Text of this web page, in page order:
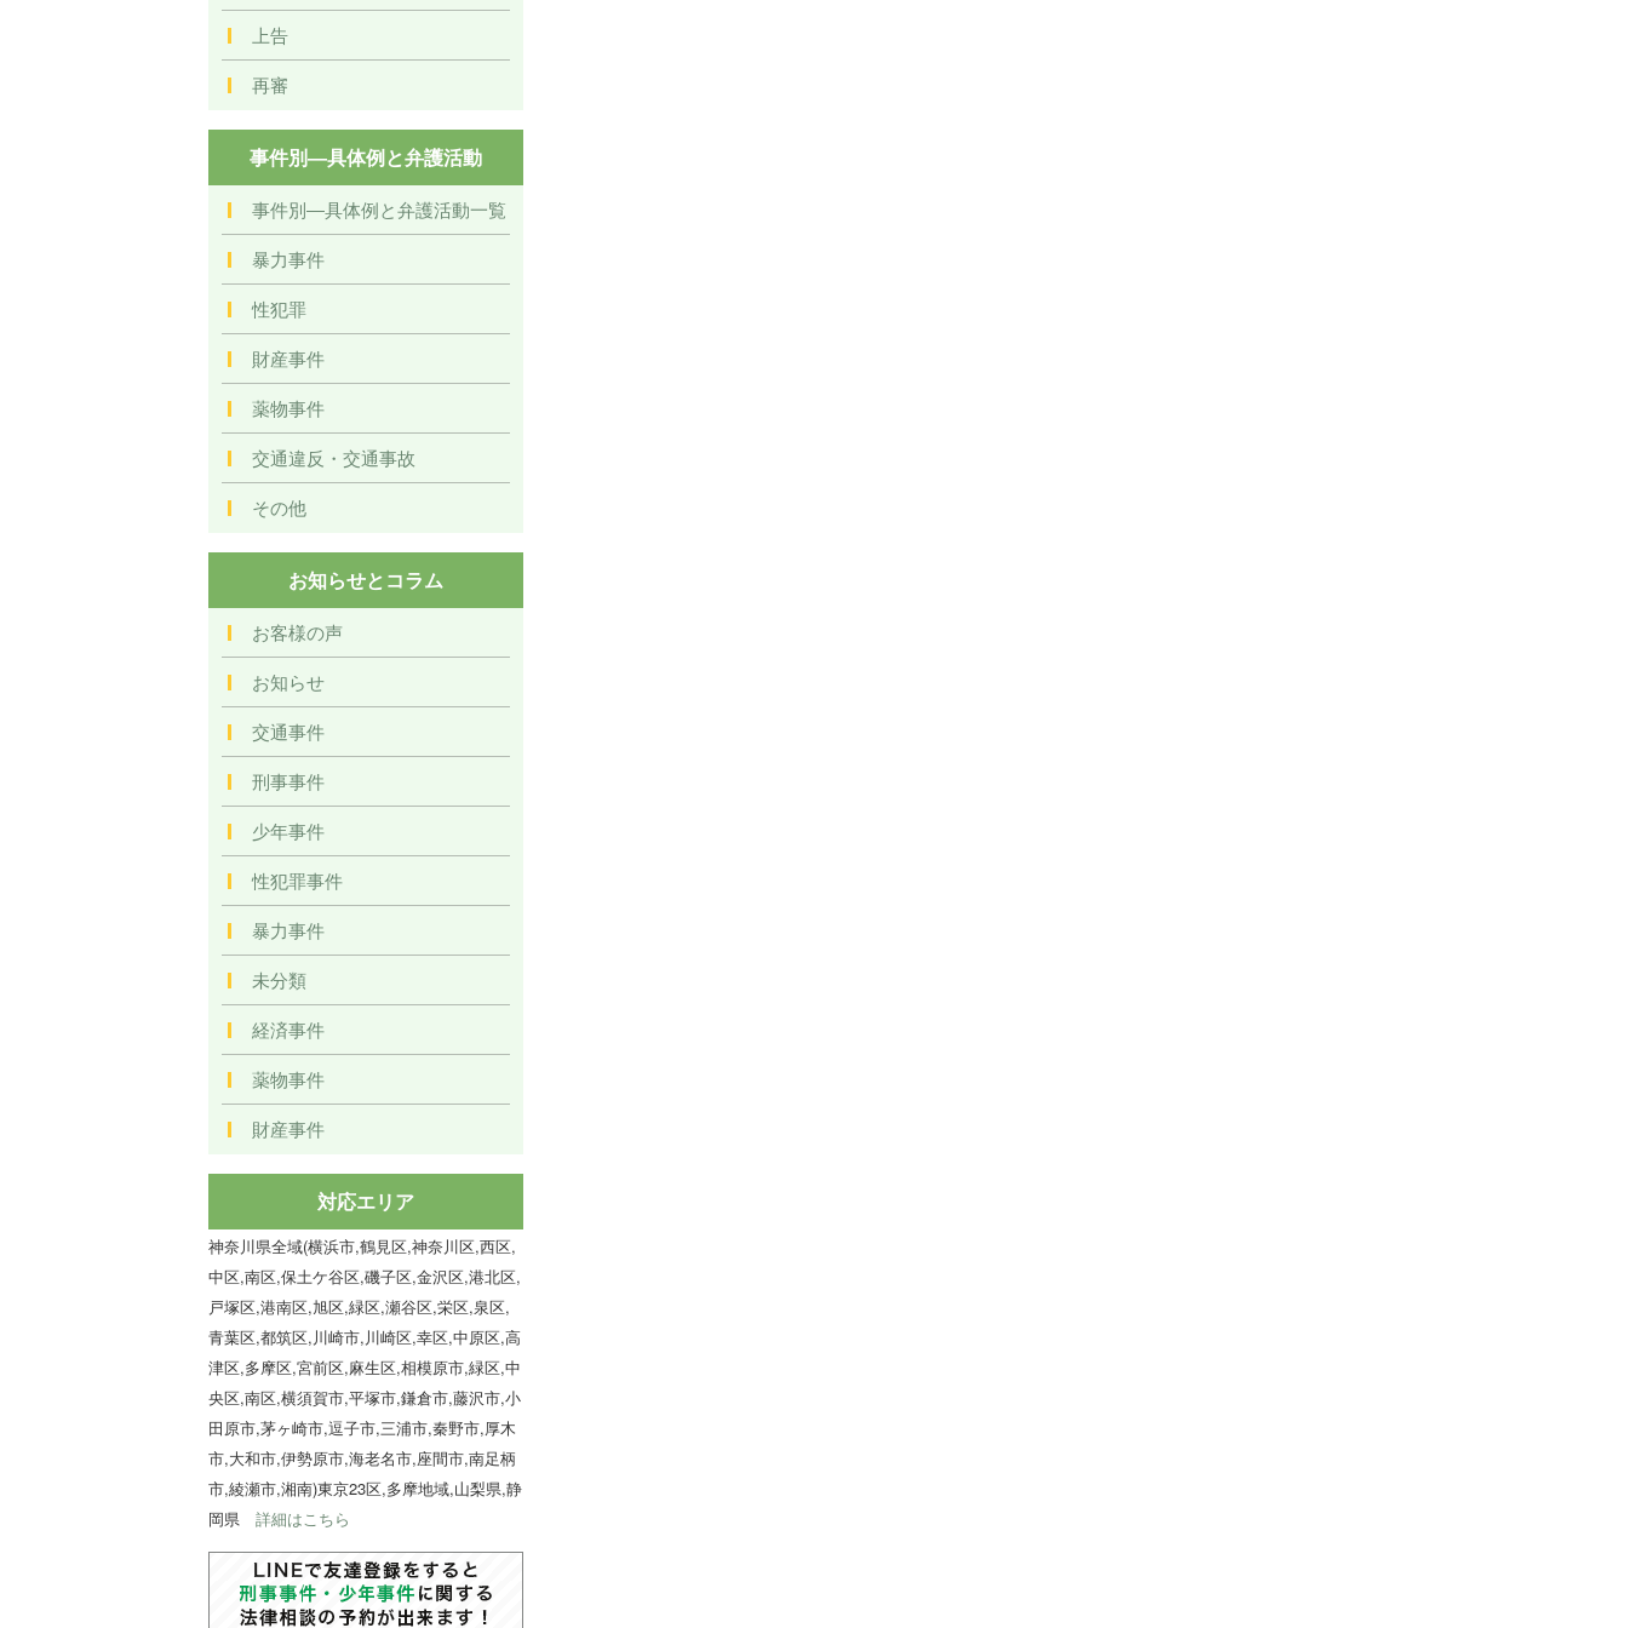
上告
再審
事件別―具体例と弁護活動
事件別―具体例と弁護活動一覧
暴力事件
性犯罪
財産事件
薬物事件
交通違反・交通事故
その他
お知らせとコラム
お客様の声
お知らせ
交通事件
刑事事件
少年事件
性犯罪事件
暴力事件
未分類
経済事件
薬物事件
財産事件
対応エリア
神奈川県全域(横浜市,鶴見区,神奈川区,西区,
中区,南区,保土ケ谷区,磯子区,金沢区,港北区,
戸塚区,港南区,旭区,緑区,瀬谷区,栄区,泉区,
青葉区,都筑区,川崎市,川崎区,幸区,中原区,高
津区,多摩区,宮前区,麻生区,相模原市,緑区,中
央区,南区,横須賀市,平塚市,鎌倉市,藤沢市,小
田原市,茅ヶ崎市,逗子市,三浦市,秦野市,厚木
市,大和市,伊勢原市,海老名市,座間市,南足柄
市,綾瀬市,湘南)東京23区,多摩地域,山梨県,静
岡県 詳細はこちら